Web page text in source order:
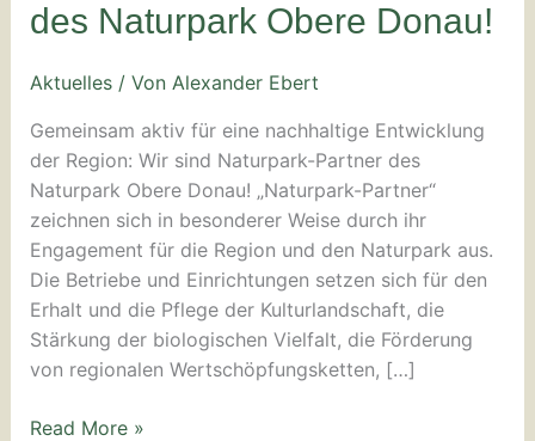
des Naturpark Obere Donau!
Aktuelles/ Von Alexander Ebert
Gemeinsam aktiv für eine nachhaltige Entwicklung
der Region: Wir sind Naturpark-Partner des
Naturpark Obere Donau! „Naturpark-Partner“
zeichnen sich in besonderer Weise durch ihr
Engagement für die Region und den Naturpark aus.
Die Betriebe und Einrichtungen setzen sich für den
Erhalt und die Pflege der Kulturlandschaft, die
Stärkung der biologischen Vielfalt, die Förderung
von regionalen Wertschöpfungsketten, […]
des
Obere
Read More »